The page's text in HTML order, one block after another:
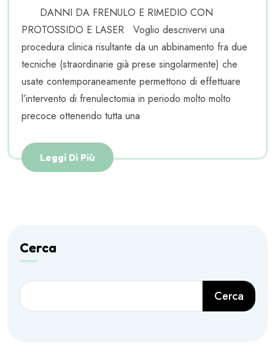
DANNI DA FRENULO E RIMEDIO CON
PROTOSSIDO E LASER Voglio descrivervi una
procedura clinica risultante da un abbinamento fra due
tecniche (straordinarie già prese singolarmente) che
usate contemporaneamente permettono di effettuare
l’intervento di frenulectomia in periodo molto molto
precoce ottenendo tutta una
Leggi Di Più
Cerca
Cerca